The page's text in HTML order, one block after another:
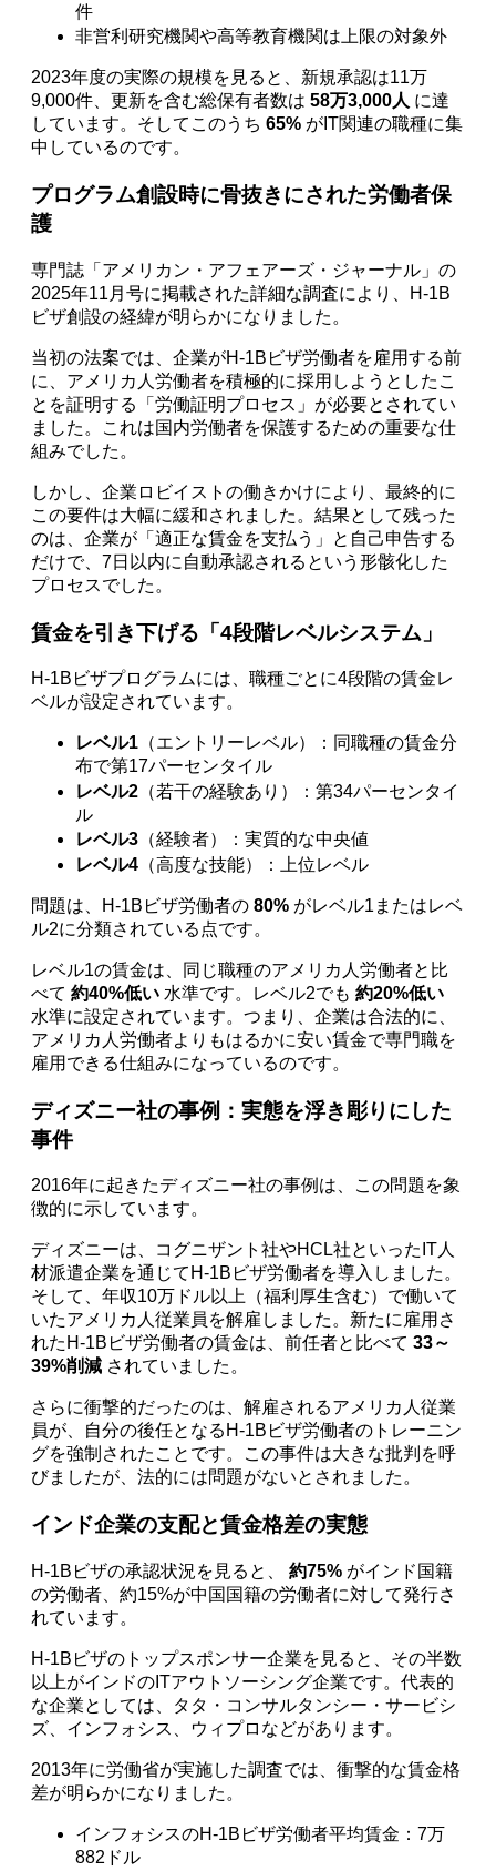
件
非営利研究機関や高等教育機関は上限の対象外
2023年度の実際の規模を見ると、新規承認は11万
9,000件、更新を含む総保有者数は58万3,000人 に達
しています。そしてこのうち65% がIT関連の職種に集
中しているのです。
プログラム創設時に骨抜きにされた労働者保
護
専門誌「アメリカン・アフェアーズ・ジャーナル」の
2025年11月号に掲載された詳細な調査により、H-1B
ビザ創設の経緯が明らかになりました。
当初の法案では、企業がH-1Bビザ労働者を雇用する前
に、アメリカ人労働者を積極的に採用しようとしたこ
とを証明する「労働証明プロセス」が必要とされてい
ました。これは国内労働者を保護するための重要な仕
組みでした。
しかし、企業ロビイストの働きかけにより、最終的に
この要件は大幅に緩和されました。結果として残った
のは、企業が「適正な賃金を支払う」と自己申告する
だけで、7日以内に自動承認されるという形骸化した
プロセスでした。
賃金を引き下げる「4段階レベルシステム」
H-1Bビザプログラムには、職種ごとに4段階の賃金レ
ベルが設定されています。
レベル1 （エントリーレベル）：同職種の賃金分
布で第17パーセンタイル
レベル2 （若干の経験あり）：第34パーセンタイ
ル
レベル3 （経験者）：実質的な中央値
レベル4 （高度な技能）：上位レベル
問題は、H-1Bビザ労働者の80% がレベル1またはレベ
ル2に分類されている点です。
レベル1の賃金は、同じ職種のアメリカ人労働者と比
べて約40%低い 水準です。レベル2でも約20%低い
水準に設定されています。つまり、企業は合法的に、
アメリカ人労働者よりもはるかに安い賃金で専門職を
雇用できる仕組みになっているのです。
ディズニー社の事例：実態を浮き彫りにした
事件
2016年に起きたディズニー社の事例は、この問題を象
徴的に示しています。
ディズニーは、コグニザント社やHCL社といったIT人
材派遣企業を通じてH-1Bビザ労働者を導入しました。
そして、年収10万ドル以上（福利厚生含む）で働いて
いたアメリカ人従業員を解雇しました。新たに雇用さ
れたH-1Bビザ労働者の賃金は、前任者と比べて33～
39%削減 されていました。
さらに衝撃的だったのは、解雇されるアメリカ人従業
員が、自分の後任となるH-1Bビザ労働者のトレーニン
グを強制されたことです。この事件は大きな批判を呼
びましたが、法的には問題がないとされました。
インド企業の支配と賃金格差の実態
H-1Bビザの承認状況を見ると、約75% がインド国籍
の労働者、約15%が中国国籍の労働者に対して発行さ
れています。
H-1Bビザのトップスポンサー企業を見ると、その半数
以上がインドのITアウトソーシング企業です。代表的
な企業としては、タタ・コンサルタンシー・サービシ
ズ、インフォシス、ウィプロなどがあります。
2013年に労働省が実施した調査では、衝撃的な賃金格
差が明らかになりました。
インフォシスのH-1Bビザ労働者平均賃金：7万
882ドル